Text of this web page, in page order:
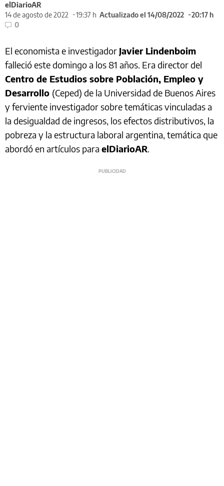
elDiarioAR
14 de agosto de 2022
19:37 h Actualizado el 14/08/2022
20:17 h
0
El economista e investigador Javier Lindenboim
falleció este domingo a los 81 años. Era director del
Centro de Estudios sobre Población, Empleo y
Desarrollo (Ceped) de la Universidad de Buenos Aires
y ferviente investigador sobre temáticas vinculadas a
la desigualdad de ingresos, los efectos distributivos, la
pobreza y la estructura laboral argentina, temática que
abordó en artículos para elDiarioAR.